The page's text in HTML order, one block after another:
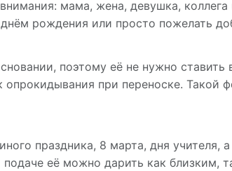
мама, жена, девушка,
рождения или просто пожелать
поэтому её не нужно
при переноске. Такой
праздника, 8 марта, дня учителя,
её можно дарить как близким,